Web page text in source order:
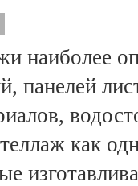
наиболее
панелей
как